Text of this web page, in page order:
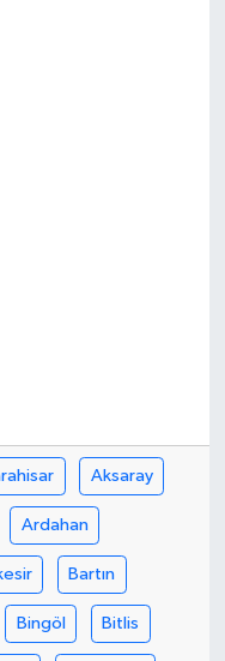
Aksaray
Ardahan
Bartın
Bingöl Bitlis